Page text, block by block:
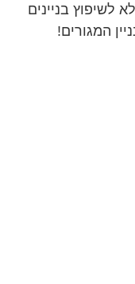
בניינים
המגורים!